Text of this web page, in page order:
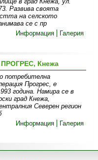
Развива своята
на селското
се с пр
Информация
Галерия
Кнежа
потребителна
Прогрес, е
година. Намира се в
град Кнежа,
Северен регион
Информация
Галерия